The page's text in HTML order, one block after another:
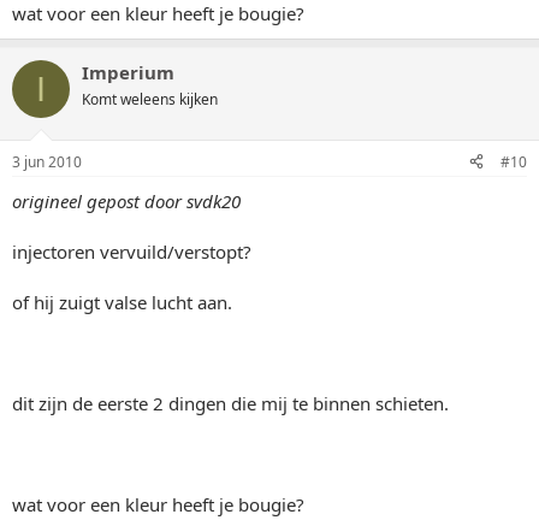
wat voor een kleur heeft je bougie?
I Imperium
Komt weleens kijken
3 jun 2010 #10
origineel gepost door svdk20
injectoren vervuild/verstopt?
of hij zuigt valse lucht aan.
dit zijn de eerste 2 dingen die mij te binnen schieten.
wat voor een kleur heeft je bougie?